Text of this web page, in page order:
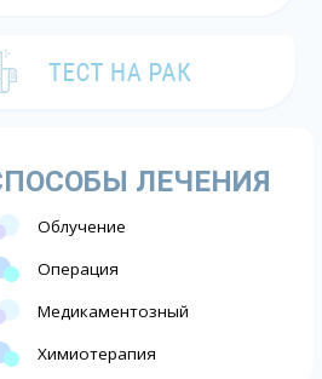
ЛЕЧЕНИЯ
Облучение
Операция
Медикаментозный
Химиотерапия